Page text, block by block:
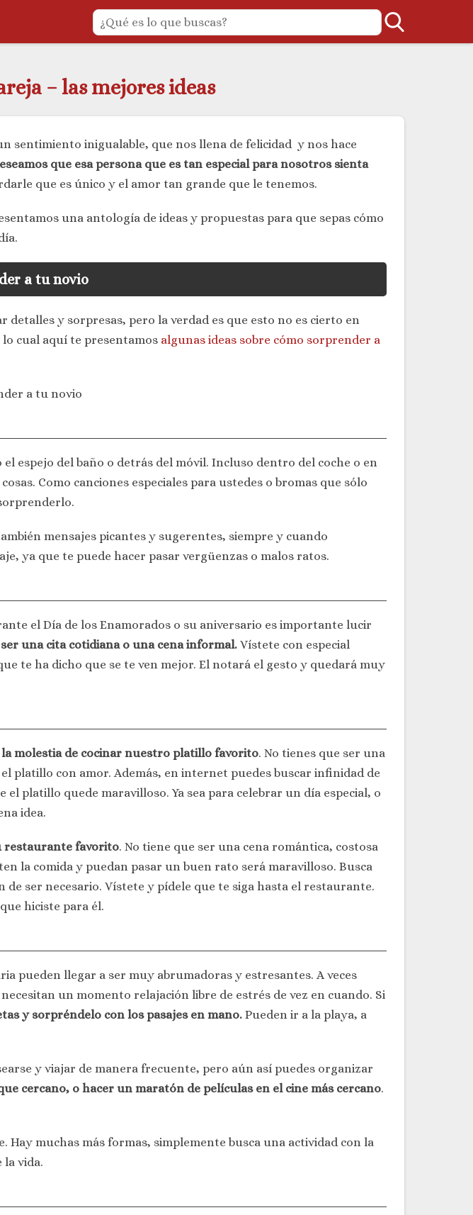
– las mejores ideas
sentimiento inigualable, que nos llena de felicidad y nos hace
que esa persona que es tan especial para nosotros sienta
que es único y el amor tan grande que le tenemos.
una antología de ideas y propuestas para que sepas cómo
a tu novio
detalles y sorpresas, pero la verdad es que esto no es cierto en
cual aquí te presentamos algunas ideas sobre cómo sorprender a
espejo del baño o detrás del móvil. Incluso dentro del coche o en
Como canciones especiales para ustedes o bromas que sólo
mensajes picantes y sugerentes, siempre y cuando
ya que te puede hacer pasar vergüenzas o malos ratos.
el Día de los Enamorados o su aniversario es importante lucir
una cita cotidiana o una cena informal.Vístete con especial
te ha dicho que se te ven mejor. El notará el gesto y quedará muy
la molestia de cocinar nuestro platillo favorito. No tienes que ser una
platillo con amor. Además, en internet puedes buscar infinidad de
platillo quede maravilloso. Ya sea para celebrar un día especial, o
idea.
restaurante favorito. No tiene que ser una cena romántica, costosa
la comida y puedan pasar un buen rato será maravilloso. Busca
ser necesario. Vístete y pídele que te siga hasta el restaurante.
hiciste para él.
pueden llegar a ser muy abrumadoras y estresantes. A veces
un momento relajación libre de estrés de vez en cuando. Si
y sorpréndelo con los pasajes en mano.Pueden ir a la playa, a
y viajar de manera frecuente, pero aún así puedes organizar
cercano, o hacer un maratón de películas en el cine más cercano.
muchas más formas, simplemente busca una actividad con la
la vida.